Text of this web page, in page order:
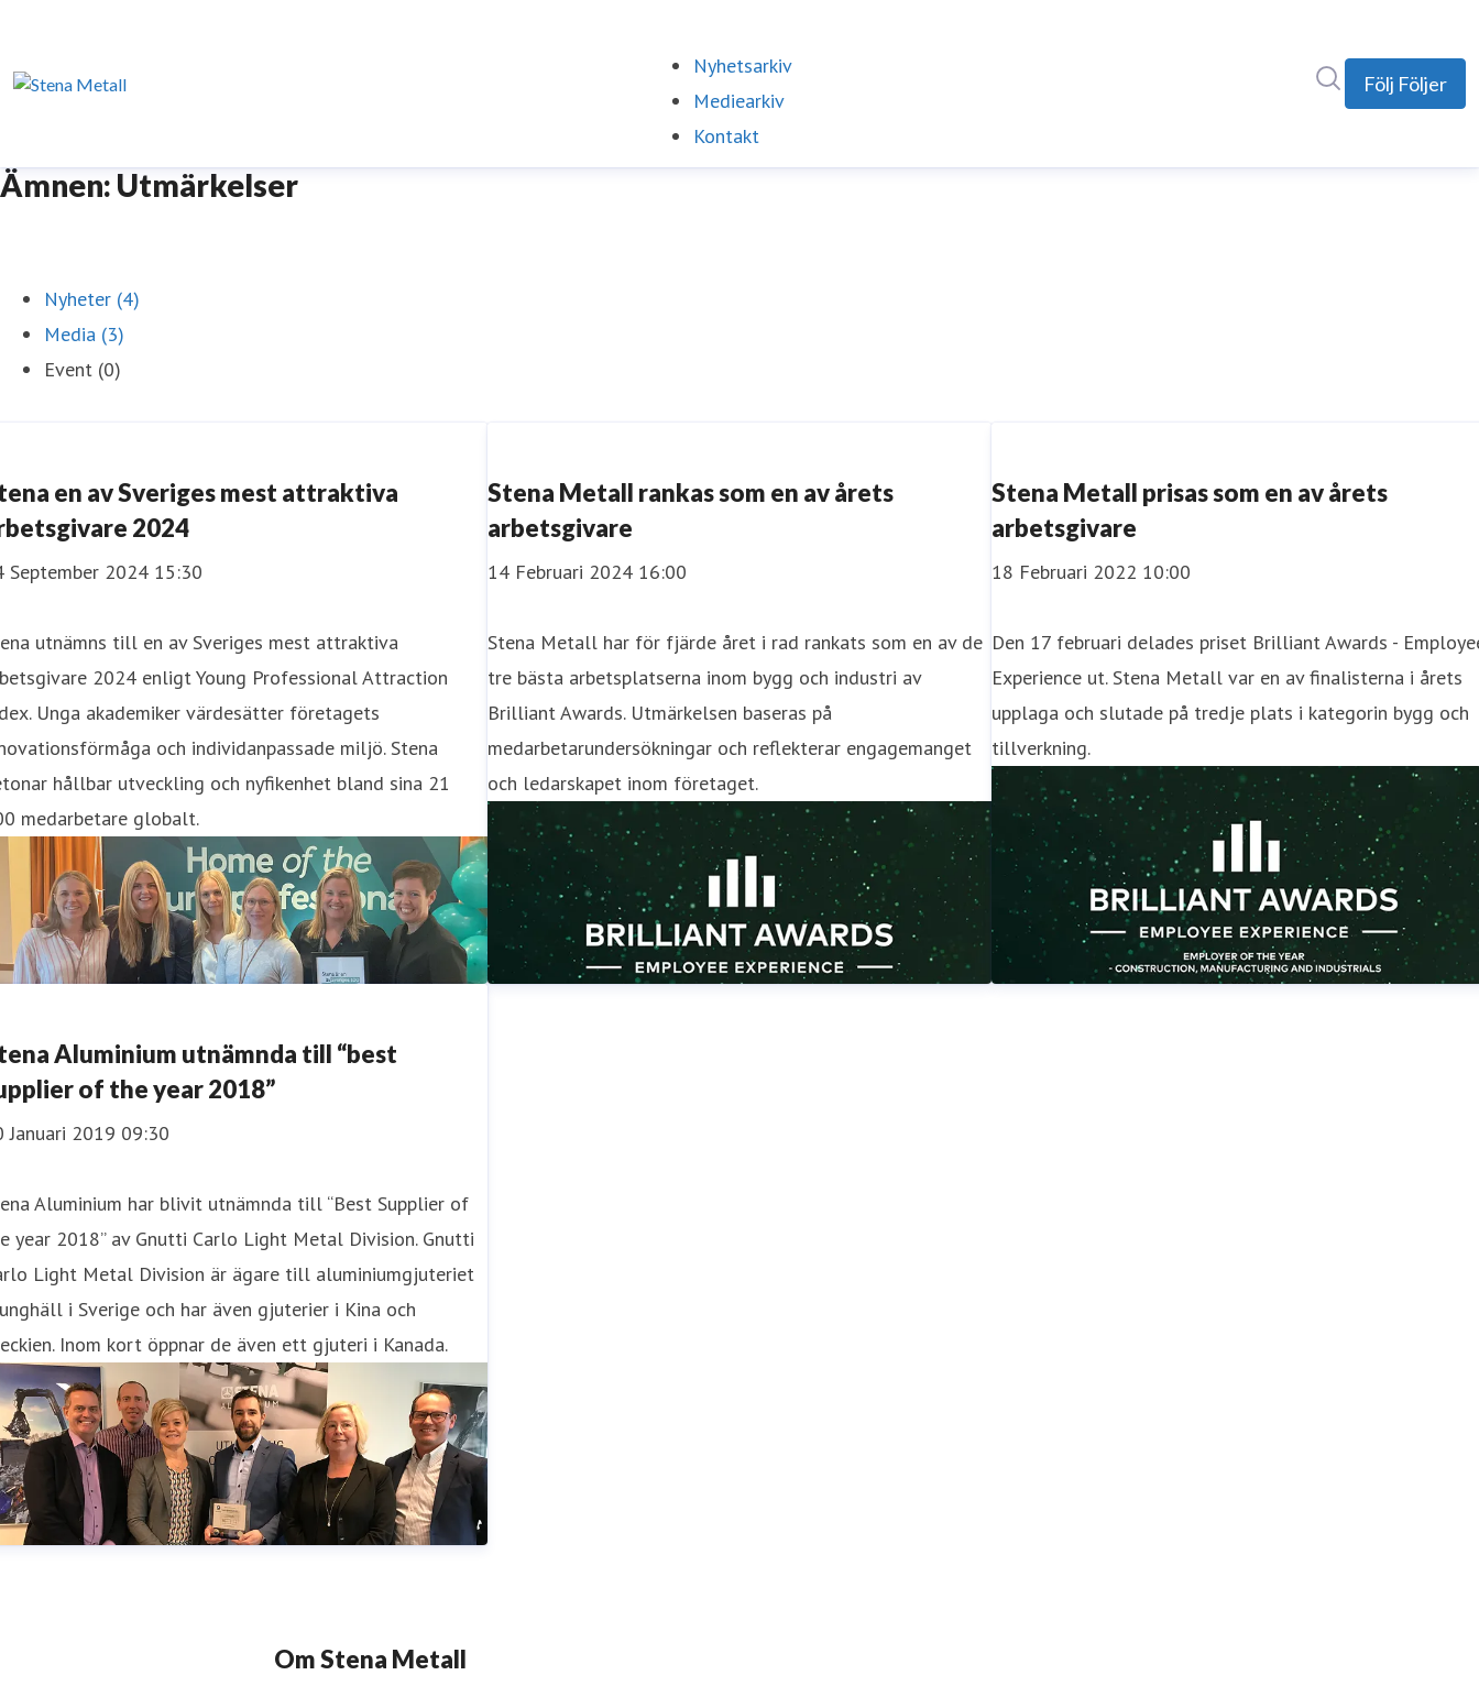
Nyhetsarkiv
Mediearkiv
Kontakt
Följ Följer
Ämnen: Utmärkelser
Nyheter (4)
Media (3)
Event (0)
en av Sveriges mest attraktiva
2024
September 2024 15:30
utnämns till en av Sveriges mest attraktiva
2024 enligt Young Professional Attraction
Unga akademiker värdesätter företagets
och individanpassade miljö. Stena
hållbar utveckling och nyfikenhet bland sina 21
medarbetare globalt.
Stena Metall rankas som en av årets
arbetsgivare
14 Februari 2024 16:00
Stena Metall har för fjärde året i rad rankats som en av de
tre bästa arbetsplatserna inom bygg och industri av
Brilliant Awards. Utmärkelsen baseras på
medarbetarundersökningar och reflekterar engagemanget
och ledarskapet inom företaget.
Stena Metall prisas som en av årets
arbetsgivare
18 Februari 2022 10:00
Den 17 februari delades priset Brilliant Awards -
Experience ut. Stena Metall var en av finalisterna i årets
upplaga och slutade på tredje plats i kategorin bygg och
tillverkning.
Aluminium utnämnda till “best
of the year 2018”
Januari 2019 09:30
Aluminium har blivit utnämnda till “Best Supplier of
year 2018” av Gnutti Carlo Light Metal Division. Gnutti
Light Metal Division är ägare till aluminiumgjuteriet
i Sverige och har även gjuterier i Kina och
Inom kort öppnar de även ett gjuteri i Kanada.
Om Stena Metall